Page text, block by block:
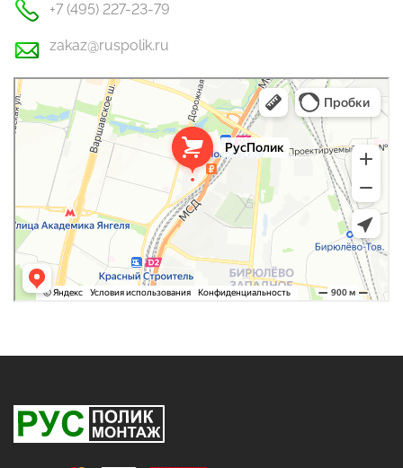
+7 (495) 227-23-79
zakaz@ruspolik.ru
РусПолик
Оргстекло, поликарбонат в Москве
Строительные и отделочные работы в Москве